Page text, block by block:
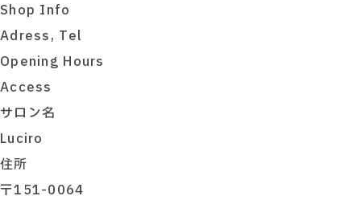
Shop Info
Adress, Tel
Opening Hours
Access
サロン名
Luciro
住所
〒151-0064